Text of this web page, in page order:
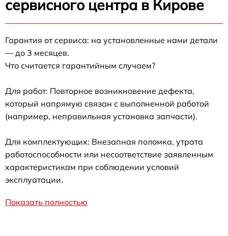
сервисного центра в Кирове
Гарантия от сервиса: на установленные нами детали
— до 3 месяцев.
Что считается гарантийным случаем?
Для работ: Повторное возникновение дефекта,
который напрямую связан с выполненной работой
(например, неправильная установка запчасти).
Для комплектующих: Внезапная поломка, утрата
работоспособности или несоответствие заявленным
характеристикам при соблюдении условий
эксплуатации.
Показать полностью